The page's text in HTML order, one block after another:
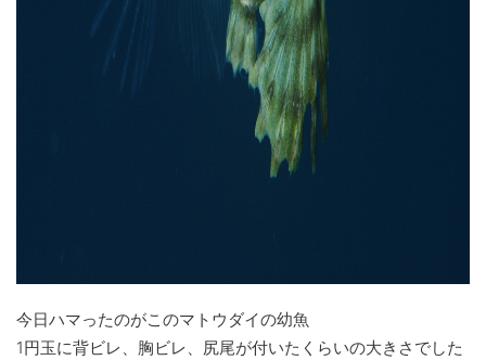
今日ハマったのがこのマトウダイの幼魚
1円玉に背ビレ、胸ビレ、尻尾が付いたくらいの大きさでした